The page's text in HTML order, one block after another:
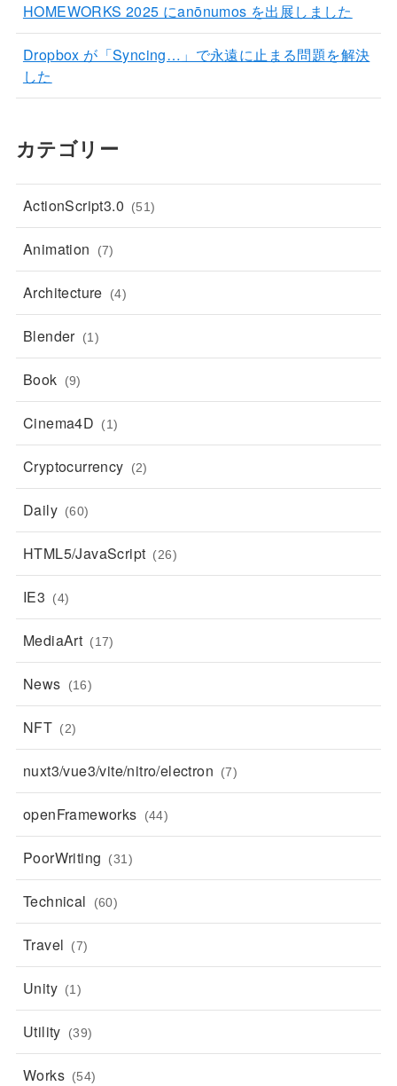
HOMEWORKS 2025 にanōnumos を出展しました
Dropbox が「Syncing…」で永遠に止まる問題を解決
した
カテゴリー
ActionScript3.0 (51)
Animation (7)
Architecture (4)
Blender (1)
Book (9)
Cinema4D (1)
Cryptocurrency (2)
Daily (60)
HTML5/JavaScript (26)
IE3 (4)
MediaArt (17)
News (16)
NFT (2)
nuxt3/vue3/vite/nitro/electron (7)
openFrameworks (44)
PoorWriting (31)
Technical (60)
Travel (7)
Unity (1)
Utility (39)
Works (54)